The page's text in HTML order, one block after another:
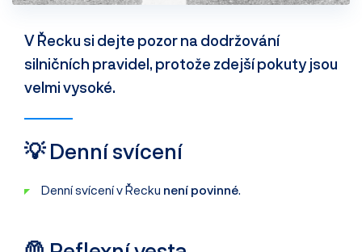
V Řecku si dejte pozor na dodržování
silničních pravidel, protože zdejší pokuty jsou
velmi vysoké.
💡 Denní svícení
Denní svícení v Řecku není povinné.